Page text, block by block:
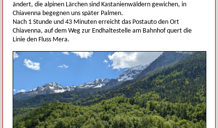
ändert, die alpinen Lärchen sind Kastanienwäldern gewichen, in
Chiavenna begegnen uns später Palmen.
Nach 1 Stunde und 43 Minuten erreicht das Postauto den Ort
Chiavenna, auf dem Weg zur Endhaltestelle am Bahnhof quert die
Linie den Fluss Mera.